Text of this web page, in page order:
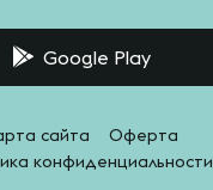
Google Play
сайта
Оферта
конфиденциальности